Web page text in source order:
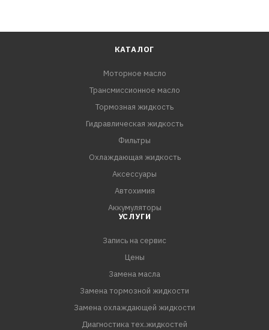
КАТАЛОГ
Моторное масло
Трансмиссионное масло
Тормозная жидкость
Гидравлическая жидкость
Фильтры
Охлаждающая жидкость
Аксессуары
Автохимия
Аккумуляторы
УСЛУГИ
Запись на сервис
Цены
Замена масла
Замена тормозной жидкости
Замена охлаждающей жидкости
Диагностика тех.жидкостей